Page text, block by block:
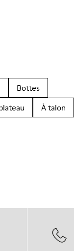
Bottes
À talon